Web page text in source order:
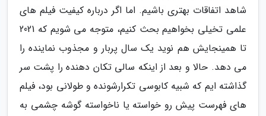
شاهد اتفاقات بهتری باشیم. اما اگر درباره کیفیت فیلم های
علمی تخیلی بخواهیم بحث کنیم، متوجه می شویم که 2021
تا همینجایش هم نوید یک سال پربار و مجذوب نماینده را
می دهد. حالا و بعد از اینکه سالی تکان دهنده را پشت سر
گذاشته ایم که شبیه کابوسی تکرارشونده و طولانی بود، فیلم
های فهرست پیش رو خواسته یا ناخواسته گوشه چشمی به